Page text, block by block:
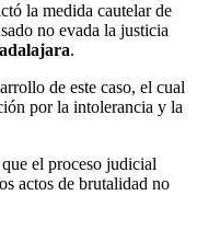
la medida cautelar de
no evada la justicia
.
de este caso, el cual
por la intolerancia y la
el proceso judicial
actos de brutalidad no